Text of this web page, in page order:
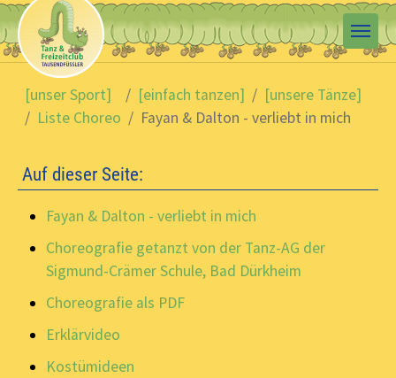
Skip to main content
You are here:
[unser Sport]
[einfach tanzen]
[unsere Tänze]
Liste Choreo
Fayan & Dalton - verliebt in mich
Auf dieser Seite:
Fayan & Dalton - verliebt in mich
Choreografie getanzt von der Tanz-AG der
Sigmund-Crämer Schule, Bad Dürkheim
Choreografie als PDF
Erklärvideo
Kostümideen